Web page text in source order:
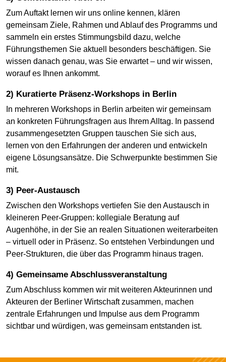
Zum Auftakt lernen wir uns online kennen, klären
gemeinsam Ziele, Rahmen und Ablauf des Programms und
sammeln ein erstes Stimmungsbild dazu, welche
Führungsthemen Sie aktuell besonders beschäftigen. Sie
wissen danach genau, was Sie erwartet – und wir wissen,
worauf es Ihnen ankommt.
2) Kuratierte Präsenz-Workshops in Berlin
In mehreren Workshops in Berlin arbeiten wir gemeinsam
an konkreten Führungsfragen aus Ihrem Alltag. In passend
zusammengesetzten Gruppen tauschen Sie sich aus,
lernen von den Erfahrungen der anderen und entwickeln
eigene Lösungsansätze. Die Schwerpunkte bestimmen Sie
mit.
3) Peer-Austausch
Zwischen den Workshops vertiefen Sie den Austausch in
kleineren Peer-Gruppen: kollegiale Beratung auf
Augenhöhe, in der Sie an realen Situationen weiterarbeiten
– virtuell oder in Präsenz. So entstehen Verbindungen und
Peer-Strukturen, die über das Programm hinaus tragen.
4) Gemeinsame Abschlussveranstaltung
Zum Abschluss kommen wir mit weiteren Akteurinnen und
Akteuren der Berliner Wirtschaft zusammen, machen
zentrale Erfahrungen und Impulse aus dem Programm
sichtbar und würdigen, was gemeinsam entstanden ist.